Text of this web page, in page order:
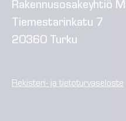
Rakennusosakeyhtiö
Tiemestarinkatu 7
20360 Turku
Rekisteri- ja tietoturvaseloste